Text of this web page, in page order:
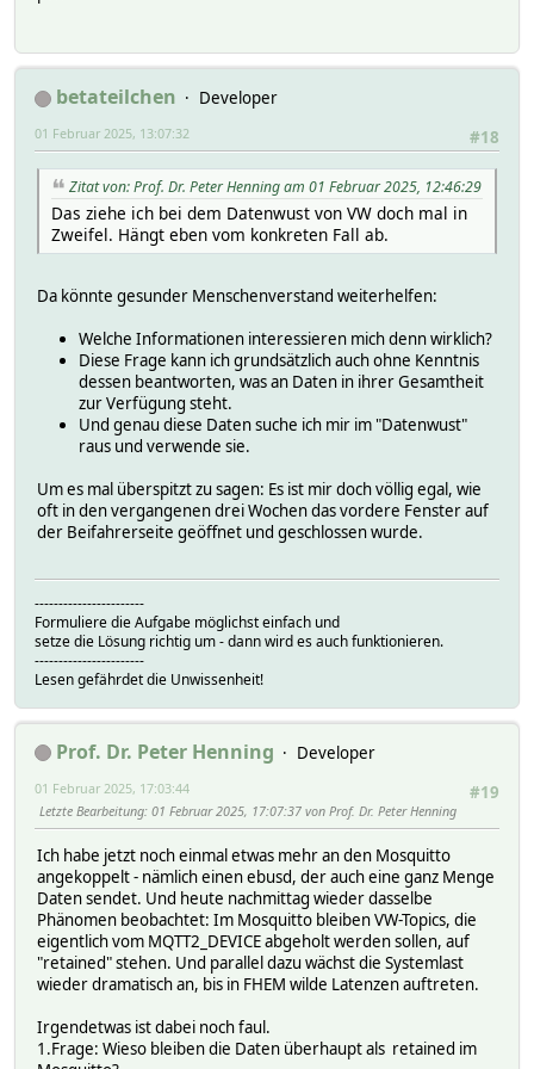
MQTTBridge:weconnect/vehicles/<VIN>/domains/
MQTTBridge:weconnect/vehicles/<VIN>/domains/
MQTTBridge:weconnect/vehicles/<VIN>/domains/
MQTTBridge:weconnect/vehicles/<VIN>/domains/
MQTTBridge:weconnect/vehicles/<VIN>/domains/
MQTTBridge:weconnect/vehicles/<VIN>/domains/
MQTTBridge:weconnect/vehicles/<VIN>/domains/
MQTTBridge:weconnect/vehicles/<VIN>/domains/
MQTTBridge:weconnect/vehicles/<VIN>/domains/
MQTTBridge:weconnect/vehicles/<VIN>/domains/
MQTTBridge:weconnect/vehicles/<VIN>/domains/
MQTTBridge:weconnect/vehicles/<VIN>/parking/
MQTTBridge:weconnect/vehicles/<VIN>/parking/
MQTTBridge:weconnect/vehicles/<VIN>/parking/
MQTTBridge:weconnect/vehicles/<VIN>/controls/charging:.*
MQTTBridge:weconnect/vehicles/<VIN>/controls/
MQTTBridge:weconnect/mqtt/weconnectUpdated:.*
MQTTBridge:weconnect/mqtt/topics:.* topics
MQTTBridge:weconnect/vehicles/<VIN>/domains/
MQTTBridge:weconnect/vehicles/<VIN>/domains/
MQTTBridge:weconnect/vehicles/<VIN>/domains/
MQTTBridge:weconnect/vehicles/<VIN>/domains/
MQTTBridge:weconnect/vehicles/<VIN>/domains/
MQTTBridge:weconnect/vehicles/<VIN>/parking/
MQTTBridge:weconnect/mqtt/
MQTTBridge:weconnect/mqtt/weconnectForceUpdate:.*
MQTTBridge:weconnect/vehicles/<VIN>/domains/
MQTTBridge:weconnect/vehicles/<VIN>/domains/
MQTTBridge:weconnect/vehicles/<VIN>/domains/automation/
MQTTBridge:weconnect/vehicles/<VIN>/domains/
MQTTBridge:weconnect/vehicles/<VIN>/domains/
MQTTBridge:weconnect/vehicles/<VIN>/domains/
MQTTBridge:weconnect/vehicles/<VIN>/domains/
MQTTBridge:weconnect/vehicles/<VIN>/domains/
MQTTBridge:weconnect/vehicles/<VIN>/domains/
MQTTBridge:weconnect/vehicles/<VIN>/domains/
MQTTBridge:weconnect/vehicles/<VIN>/domains/automation/
MQTTBridge:weconnect/vehicles/<VIN>/domains/
MQTTBridge:weconnect/vehicles/<VIN>/domains/
betateilchen
Developer
#18
01 Februar 2025, 13:07:32
Zitat von: Prof. Dr. Peter Henning am 01 Februar 2025, 12:46:29
Das ziehe ich bei dem Datenwust von VW doch mal in
Zweifel. Hängt eben vom konkreten Fall ab.
Da könnte gesunder Menschenverstand weiterhelfen:
Welche Informationen interessieren mich denn wirklich?
Diese Frage kann ich grundsätzlich auch ohne Kenntnis
dessen beantworten, was an Daten in ihrer Gesamtheit
zur Verfügung steht.
Und genau diese Daten suche ich mir im "Datenwust"
raus und verwende sie.
Um es mal überspitzt zu sagen: Es ist mir doch völlig egal, wie
oft in den vergangenen drei Wochen das vordere Fenster auf
der Beifahrerseite geöffnet und geschlossen wurde.
-----------------------
Formuliere die Aufgabe möglichst einfach und
setze die Lösung richtig um - dann wird es auch funktionieren.
-----------------------
Lesen gefährdet die Unwissenheit!
Prof. Dr. Peter Henning
Developer
#19
01 Februar 2025, 17:03:44
Letzte Bearbeitung: 01 Februar 2025, 17:07:37 von Prof. Dr. Peter Henning
Ich habe jetzt noch einmal etwas mehr an den Mosquitto
angekoppelt - nämlich einen ebusd, der auch eine ganz Menge
Daten sendet. Und heute nachmittag wieder dasselbe
Phänomen beobachtet: Im Mosquitto bleiben VW-Topics, die
eigentlich vom MQTT2_DEVICE abgeholt werden sollen, auf
"retained" stehen. Und parallel dazu wächst die Systemlast
wieder dramatisch an, bis in FHEM wilde Latenzen auftreten.
Irgendetwas ist dabei noch faul.
1.Frage: Wieso bleiben die Daten überhaupt als retained im